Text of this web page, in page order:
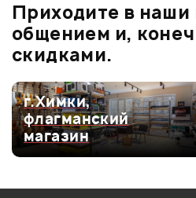
Оценка1
Мой отзыв о товаре
Ваша оценка:
Впечатления о товаре:
Приходите в наши
общением и,
скидками.
г.Химки,
флагманский
магазин